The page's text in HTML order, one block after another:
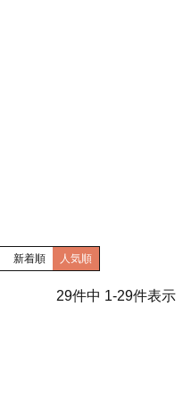
新着順 人気順
29件中 1-29件表示